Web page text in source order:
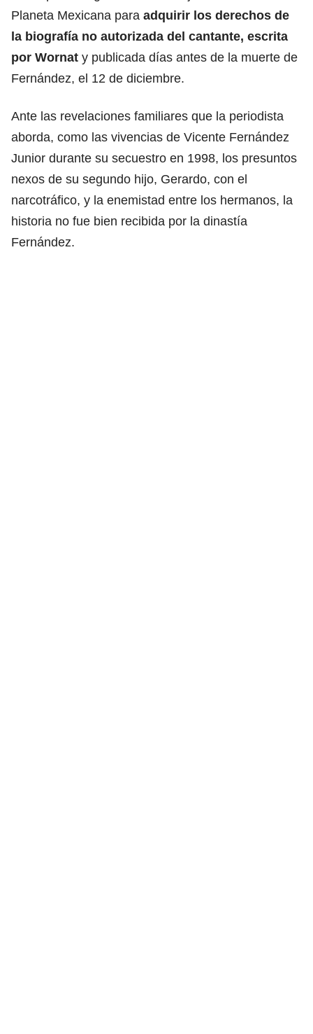
Planeta Mexicana para adquirir los derechos de
la biografía no autorizada del cantante, escrita
por Wornat y publicada días antes de la muerte de
Fernández, el 12 de diciembre.
Ante las revelaciones familiares que la periodista
aborda, como las vivencias de Vicente Fernández
Junior durante su secuestro en 1998, los presuntos
nexos de su segundo hijo, Gerardo, con el
narcotráfico, y la enemistad entre los hermanos, la
historia no fue bien recibida por la dinastía
Fernández.